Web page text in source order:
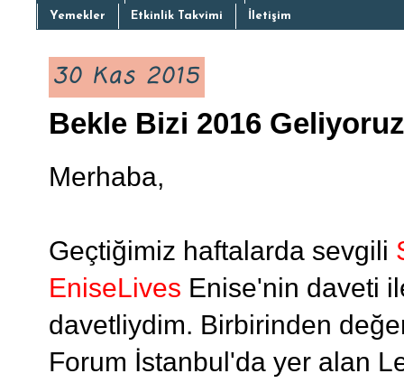
Yemekler Etkinlik Takvimi İletişim
30 Kas 2015
Bekle Bizi 2016
Merhaba,
Geçtiğimiz haftalarda sevgili
EniseLives Enise'nin daveti
davetliydim. Birbirinden
Forum İstanbul'da yer alan